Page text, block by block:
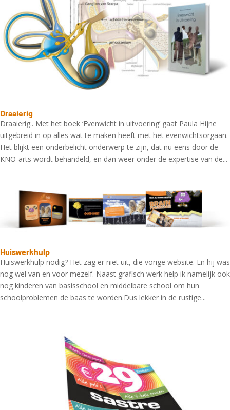
Draaierig
Draaierig.. Met het boek ‘Evenwicht in uitvoering’ gaat Paula Hijne
uitgebreid in op alles wat te maken heeft met het evenwichtsorgaan.
Het blijkt een onderbelicht onderwerp te zijn, dat nu eens door de
KNO-arts wordt behandeld, en dan weer onder de expertise van de...
Huiswerkhulp
Huiswerkhulp nodig? Het zag er niet uit, die vorige website. En hij was
nog wel van en voor mezelf. Naast grafisch werk help ik namelijk ook
nog kinderen van basisschool en middelbare school om hun
schoolproblemen de baas te worden.Dus lekker in de rustige...